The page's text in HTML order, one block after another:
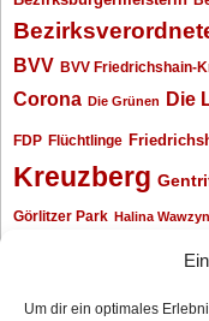
Um dir ein optimales
BVV BVV Friedrichshain-
Corona Die Grünen Die
FDP Flüchtlinge
Kreuzberg
Görlitzer Park Halina